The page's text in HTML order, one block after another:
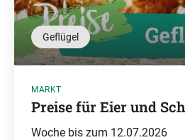
Geflügel
MARKT
Preise für Eier und
Woche bis zum 12.07.2026